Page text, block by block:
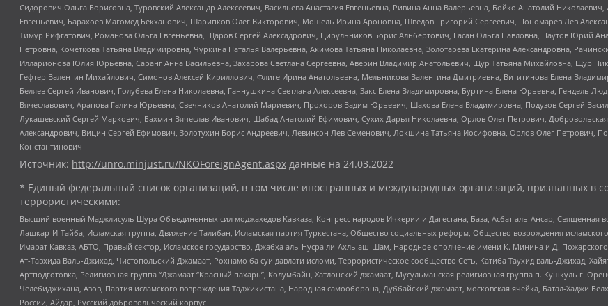
Сидорович Ольга Борисовна, Туровский Александр Алексеевич, Васильева Анастасия Евгеньевна, Ривина Анна Валерьевна, Бойко Анатолий
Евгеньевич, Барахоев Магомед Бекханович, Шарипков Олег Викторович, Мошель Ирина Ароновна, Шведов Григорий Сергеевич, Пономарев Лев
Тимур Рифгатович, Романова Ольга Евгеньевна, Щаров Сергей Алексадрович, Цирульников Борис Альбертович, Гасан Ольга Павловна, Паутов Юрий
Петровна, Кочеткова Татьяна Владимировна, Чуркина Наталья Валерьевна, Акимова Татьяна Николаевна, Золотарева Екатерина Александровна,
Илларионова Юлия Юрьевна, Саранг Анна Васильевна, Захарова Светлана Сергеевна, Аверин Владимир Анатольевич, Щур Татьяна Михайловна, Щур
Гефтер Валентин Михайлович, Симонов Алексей Кириллович, Флиге Ирина Анатольевна, Мельникова Валентина Дмитриевна, Вититинова Елена
Беляев Сергей Иванович, Голубева Елена Николаевна, Ганнушкина Светлана Алексеевна, Закс Елена Владимировна, Буртина Елена Юрьевна, Гендель
Вячеславович, Арапова Галина Юрьевна, Свечников Анатолий Мариевич, Прохоров Вадим Юрьевич, Шахова Елена Владимировна, Подузов Сергей
Лукашевский Сергей Маркович, Бахмин Вячеслав Иванович, Шабад Анатолий Ефимович, Сухих Дарья Николаевна, Орлов Олег Петрович,
Александрович, Вицин Сергей Ефимович, Золотухин Борис Андреевич, Левинсон Лев Семенович, Локшина Татьяна Иосифовна, Орлов Олег Петрович,
Константинович
Источник: http://unro.minjust.ru/NKOForeignAgent.aspx данные на 24.03.2022
* Единый федеральный список организаций, в том числе иностранных и международных организаций, признанных в
террористическими:
Высший военный Маджлисуль Шура Объединенных сил моджахедов Кавказа, Конгресс народов Ичкерии и Дагестана, База, Асбат аль-Ансар, Священная
Лашкар-И-Тайба, Исламская группа, Движение Талибан, Исламская партия Туркестана, Общество социальных реформ, Общество возрождения
Имарат Кавказ, АБТО, Правый сектор, Исламское государство, Джабха аль-Нусра ли-Ахль аш-Шам, Народное ополчение имени К. Минина и Д.
Ат-Тавхида Валь-Джихад, Чистопольский Джамаат, Рохнамо ба суи давлати исломи, Террористическое сообщество Сеть, Катиба Таухид валь-Джихад,
Артподготовка, Религиозная группа “Джамаат “Красный пахарь”, Колумбайн, Хатлонский джамаат, Мусульманская религиозная группа п. Кушкуль г.
Челебиджихана, Азов, Партия исламского возрождения Таджикистана, Народная самооборона, Дуббайский джамаат, московская ячейка, Батал-Хаджи
России, Айдар, Русский добровольческий корпус